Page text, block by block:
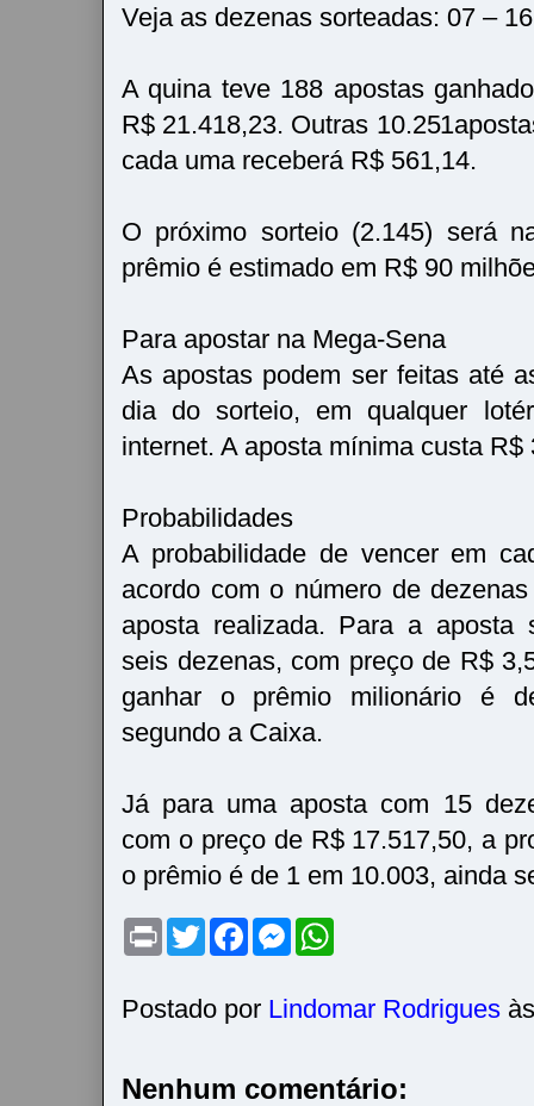
Veja as dezenas sorteadas: 07 –
A quina teve 188 apostas
R$ 21.418,23. Outras
cada uma receberá R$ 561,14.
O próximo sorteio (2.145) será
prêmio é estimado em R$ 90
Para apostar na Mega-Sena
As apostas podem ser feitas até
dia do sorteio, em qualquer
internet. A aposta mínima custa R$
Probabilidades
A probabilidade de vencer em
acordo com o número de
aposta realizada. Para a aposta
seis dezenas, com preço de R$
ganhar o prêmio milionário é
segundo a Caixa.
Já para uma aposta com 15
com o preço de R$ 17.517,50, a
o prêmio é de 1 em 10.003, ainda
P
t
T
w
t
e
F
a
b
o
M
e
e
n
r
s
A
Postado por Lindomar Rodrigues
Nenhum comentário: